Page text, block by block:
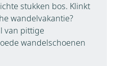
stukken bos. Klinkt
wandelvakantie?
van pittige
wandelschoenen